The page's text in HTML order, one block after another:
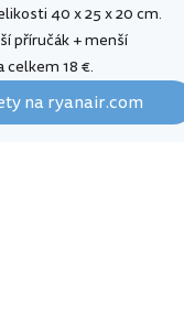
40 x 25 x 20 cm.
příručák + menší
celkem 18 €.
na ryanair.com